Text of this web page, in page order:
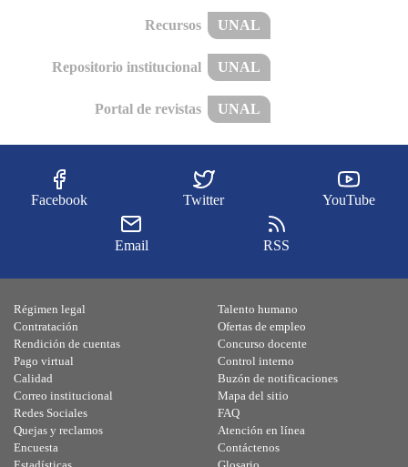
Recursos UNAL
Repositorio institucional UNAL
Portal de revistas UNAL
Facebook Twitter YouTube
Email RSS
Régimen legal
Contratación
Rendición de cuentas
Pago virtual
Calidad
Talento humano
Ofertas de empleo
Concurso docente
Control interno
Buzón de notificaciones
Correo institucional
Redes Sociales
Quejas y reclamos
Encuesta
Mapa del sitio
FAQ
Atención en línea
Contáctenos